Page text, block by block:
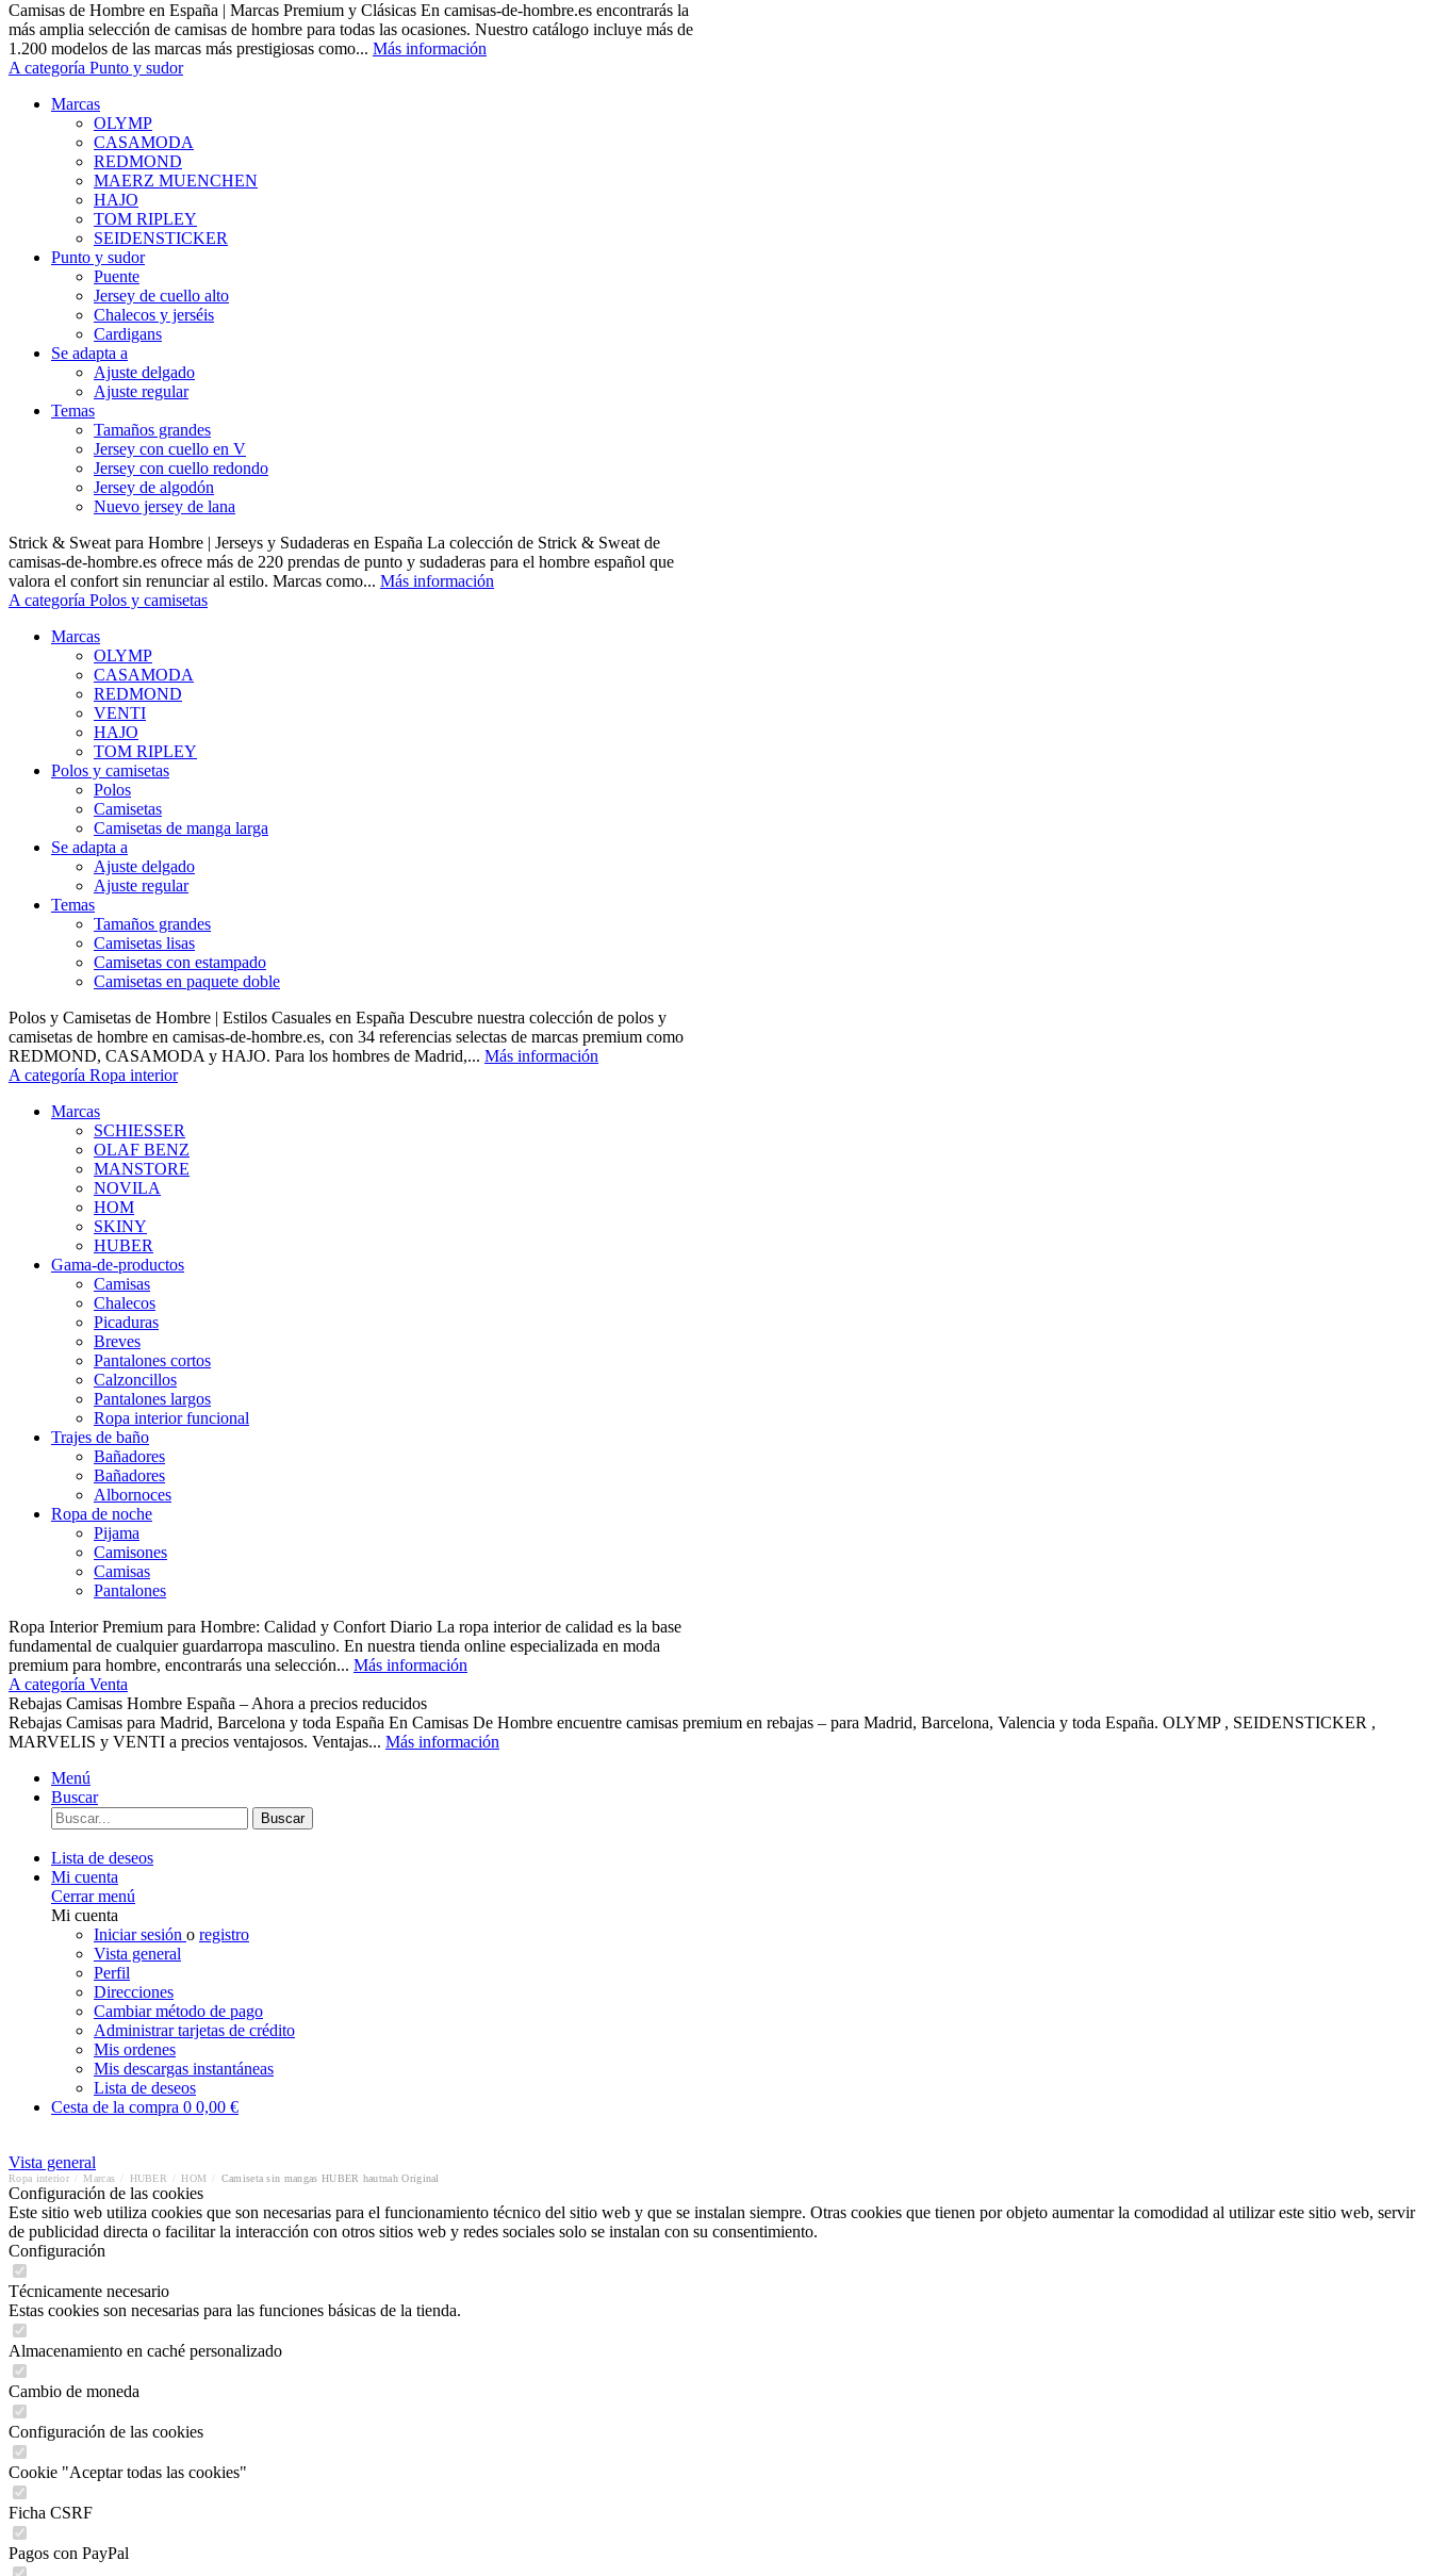
Camisas de Hombre en España | Marcas Premium y Clásicas En camisas-de-hombre.es encontrarás la
más amplia selección de camisas de hombre para todas las ocasiones. Nuestro catálogo incluye más de
1.200 modelos de las marcas más prestigiosas como... Más información
A categoría Punto y sudor
Marcas
OLYMP
CASAMODA
REDMOND
MAERZ MUENCHEN
HAJO
TOM RIPLEY
SEIDENSTICKER
Punto y sudor
Puente
Jersey de cuello alto
Chalecos y jerséis
Cardigans
Se adapta a
Ajuste delgado
Ajuste regular
Temas
Tamaños grandes
Jersey con cuello en V
Jersey con cuello redondo
Jersey de algodón
Nuevo jersey de lana
Strick & Sweat para Hombre | Jerseys y Sudaderas en España La colección de Strick & Sweat de
camisas-de-hombre.es ofrece más de 220 prendas de punto y sudaderas para el hombre español que
valora el confort sin renunciar al estilo. Marcas como... Más información
A categoría Polos y camisetas
Marcas
OLYMP
CASAMODA
REDMOND
VENTI
HAJO
TOM RIPLEY
Polos y camisetas
Polos
Camisetas
Camisetas de manga larga
Se adapta a
Ajuste delgado
Ajuste regular
Temas
Tamaños grandes
Camisetas lisas
Camisetas con estampado
Camisetas en paquete doble
Polos y Camisetas de Hombre | Estilos Casuales en España Descubre nuestra colección de polos y
camisetas de hombre en camisas-de-hombre.es, con 34 referencias selectas de marcas premium como
REDMOND, CASAMODA y HAJO. Para los hombres de Madrid,... Más información
A categoría Ropa interior
Marcas
SCHIESSER
OLAF BENZ
MANSTORE
NOVILA
HOM
SKINY
HUBER
Gama-de-productos
Camisas
Chalecos
Picaduras
Breves
Pantalones cortos
Calzoncillos
Pantalones largos
Ropa interior funcional
Trajes de baño
Bañadores
Bañadores
Albornoces
Ropa de noche
Pijama
Camisones
Camisas
Pantalones
Ropa Interior Premium para Hombre: Calidad y Confort Diario La ropa interior de calidad es la base
fundamental de cualquier guardarropa masculino. En nuestra tienda online especializada en moda
premium para hombre, encontrarás una selección... Más información
A categoría Venta
Rebajas Camisas Hombre España – Ahora a precios reducidos
Rebajas Camisas para Madrid, Barcelona y toda España En Camisas De Hombre encuentre camisas premium en rebajas – para Madrid, Barcelona, Valencia y toda España. OLYMP , SEIDENSTICKER ,
MARVELIS y VENTI a precios ventajosos. Ventajas... Más información
Menú
Buscar
Buscar
Lista de deseos
Mi cuenta
Cerrar menú
Mi cuenta
Iniciar sesión o registro
Vista general
Perfil
Direcciones
Cambiar método de pago
Administrar tarjetas de crédito
Mis ordenes
Mis descargas instantáneas
Lista de deseos
Cesta de la compra 0 0,00 €
Vista general
Ropa interior Marcas HUBER HOM Camiseta sin mangas HUBER hautnah Original
Configuración de las cookies
Este sitio web utiliza cookies que son necesarias para el funcionamiento técnico del sitio web y que se instalan siempre. Otras cookies que tienen por objeto aumentar la comodidad al utilizar este sitio web, servir
de publicidad directa o facilitar la interacción con otros sitios web y redes sociales solo se instalan con su consentimiento.
Configuración
Técnicamente necesario
Estas cookies son necesarias para las funciones básicas de la tienda.
Almacenamiento en caché personalizado
Cambio de moneda
Configuración de las cookies
Cookie "Aceptar todas las cookies"
Ficha CSRF
Pagos con PayPal